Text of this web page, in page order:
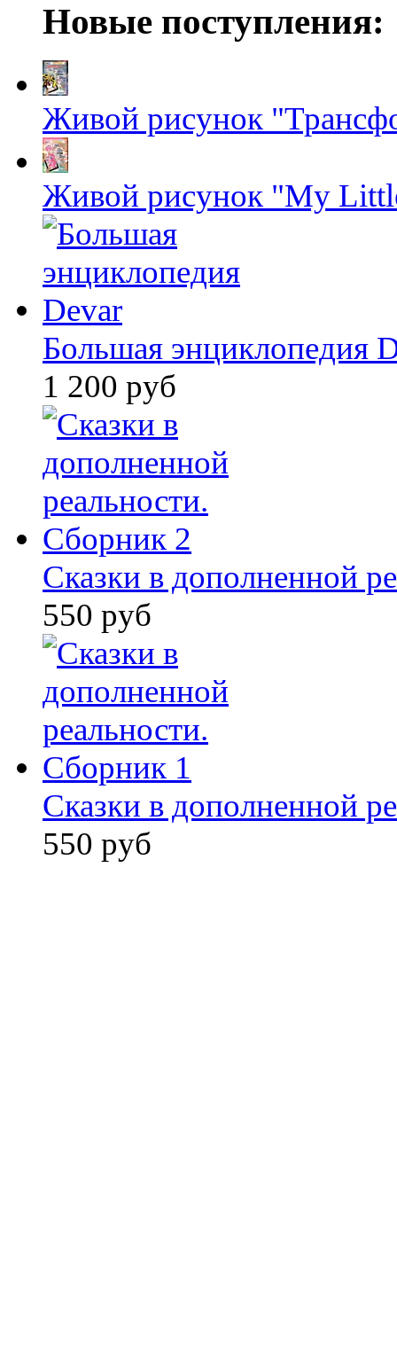
Новые поступления:
Живой рисунок
Живой рисунок "My
Большая энциклопедия
1 200 руб
Сказки в дополненной
550 руб
Сказки в дополненной
550 руб